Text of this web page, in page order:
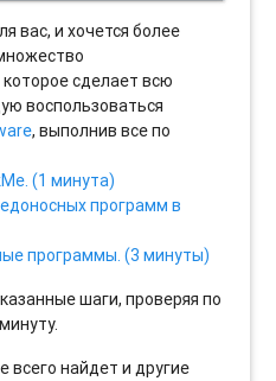
вас, и хочется более
сделает всю
воспользоваться
, выполнив все по
(1 минута)
программ в
программы. (3 минуты)
шаги, проверяя по
всего найдет и другие